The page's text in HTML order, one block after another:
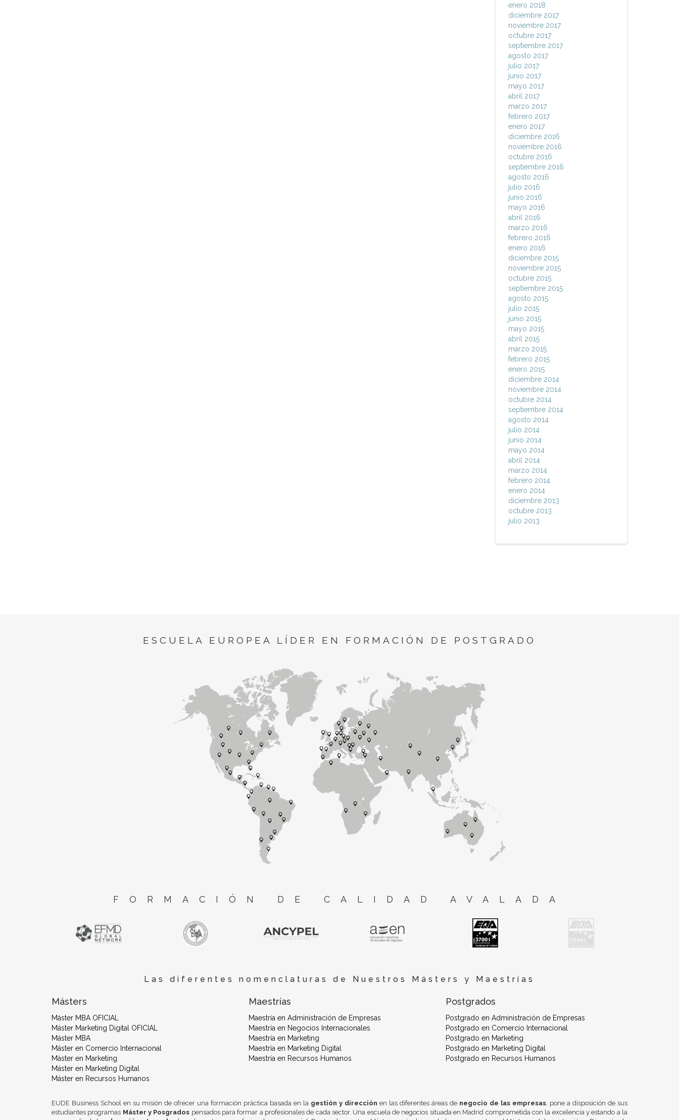
enero 2018
diciembre 2017
noviembre 2017
octubre 2017
septiembre 2017
agosto 2017
julio 2017
junio 2017
mayo 2017
abril 2017
marzo 2017
febrero 2017
enero 2017
diciembre 2016
noviembre 2016
octubre 2016
septiembre 2016
agosto 2016
julio 2016
junio 2016
mayo 2016
abril 2016
marzo 2016
febrero 2016
enero 2016
diciembre 2015
noviembre 2015
octubre 2015
septiembre 2015
agosto 2015
julio 2015
junio 2015
mayo 2015
abril 2015
marzo 2015
febrero 2015
enero 2015
diciembre 2014
noviembre 2014
octubre 2014
septiembre 2014
agosto 2014
julio 2014
junio 2014
mayo 2014
abril 2014
marzo 2014
febrero 2014
enero 2014
diciembre 2013
octubre 2013
julio 2013
ESCUELA EUROPEA LÍDER EN FORMACIÓN DE POSTGRADO
FORMACIÓN DE CALIDAD AVALADA
Las diferentes nomenclaturas de Nuestros Másters y Maestrías
Másters
Máster MBA OFICIAL
Máster Marketing Digital OFICIAL
Máster MBA
Máster en Comercio Internacional
Máster en Marketing
Máster en Marketing Digital
Máster en Recursos Humanos
Maestrías
Maestría en Administración de Empresas
Maestría en Negocios Internacionales
Maestría en Marketing
Maestría en Marketing Digital
Maestría en Recursos Humanos
Postgrados
Postgrado en Administración de Empresas
Postgrado en Comercio Internacional
Postgrado en Marketing
Postgrado en Marketing Digital
Postgrado en Recursos Humanos
EUDE Business School en su misión de ofrecer una formación práctica basada en la gestión y dirección en las diferentes áreas de negocio de las empresas, pone a disposición de sus
estudiantes programas Máster y Posgrados pensados para formar a profesionales de cada sector. Una escuela de negocios situada en Madrid comprometida con la excelencia y estando a la